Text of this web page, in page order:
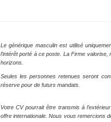
Le générique masculin est utilisé
l’intérêt porté à ce poste. La Firme
horizons.
Seules les personnes retenues seront
réserve pour de futurs mandats.
Votre CV pourrait être transmis à
offre internationale. Nous vous remercions